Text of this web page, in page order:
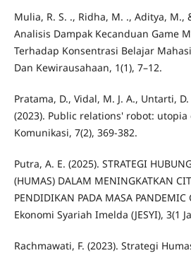
Mulia, R. S. ., Ridha, M. ., Aditya, M.,
Analisis Dampak Kecanduan Game
Terhadap Konsentrasi Belajar
Dan Kewirausahaan, 1(1), 7–12.
Pratama, D., Vidal, M. J. A., Untarti, D.
(2023). Public relations' robot: utopia
Komunikasi, 7(2), 369-382.
Putra, A. E. (2025). STRATEGI
(HUMAS) DALAM MENINGKATKAN
PENDIDIKAN PADA MASA
Ekonomi Syariah Imelda (JESYI), 3(1
Rachmawati, F. (2023). Strategi